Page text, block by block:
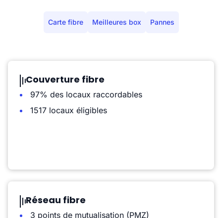
Carte fibre Meilleures box Pannes
Couverture fibre
97% des locaux raccordables
1517 locaux éligibles
Réseau fibre
3 points de mutualisation (PMZ)